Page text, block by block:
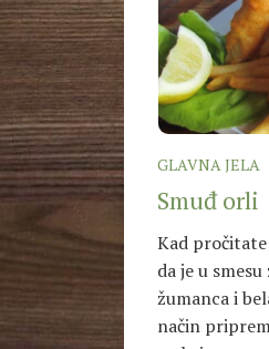
GLAVNA JELA
Smuđ orli
Kad
da je u
žumanca i
način